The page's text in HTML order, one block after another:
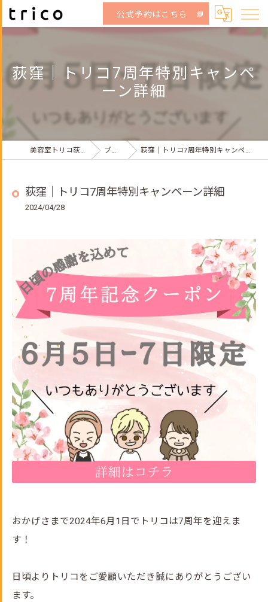
公式予約はこちら
荻窪｜トリコ7周年特別キャンペ
ーン詳細
美容室トリコ荻窪店 ブログ 荻窪｜トリコ7周年特別キャンペーン詳細
荻窪｜トリコ7周年特別キャンペーン詳細
2024/04/28
おかげさまで2024年6月1日でトリコは7周年を迎えま
す！
日頃よりトリコをご愛顧いただき誠にありがとうござい
ます。